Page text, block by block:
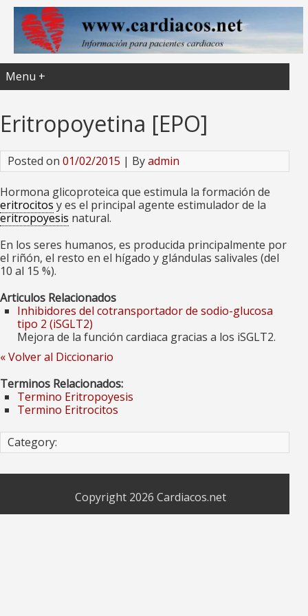
Menu +
Eritropoyetina [EPO]
Posted on 01/02/2015 | Byadmin
Hormona glicoproteica que estimula la formación de
eritrocitos y es el principal agente estimulador de la
eritropoyesis natural.
En los seres humanos, es producida principalmente por
el riñón, el resto en el hígado y glándulas salivales (del
10 al 15 %).
Articulos Relacionados
Inhibidores del cotransportador de sodio-glucosa
tipo 2 (iSGLT2)
Mejora de la función cardiaca gracias a los iSGLT2.
« Volver al Diccionario
Terminos Relacionados:
Termino Eritropoyesis
Termino Eritrocitos
Category:
Copyright 2026 Cardiacos.net